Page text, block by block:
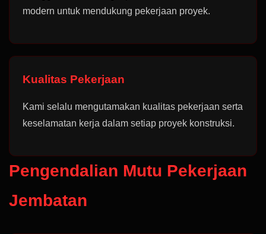
modern untuk mendukung pekerjaan proyek.
Kualitas Pekerjaan
Kami selalu mengutamakan kualitas pekerjaan serta
keselamatan kerja dalam setiap proyek konstruksi.
Pengendalian Mutu Pekerjaan
Jembatan